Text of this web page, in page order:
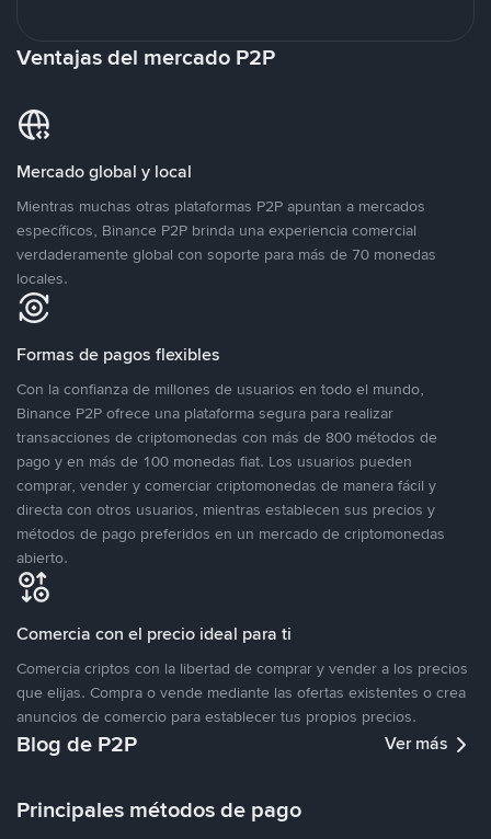
Ventajas del mercado P2P
Mercado global y local
Mientras muchas otras plataformas P2P apuntan a mercados
específicos, Binance P2P brinda una experiencia comercial
verdaderamente global con soporte para más de 70 monedas
locales.
Formas de pagos flexibles
Con la confianza de millones de usuarios en todo el mundo,
Binance P2P ofrece una plataforma segura para realizar
transacciones de criptomonedas con más de 800 métodos de
pago y en más de 100 monedas fiat. Los usuarios pueden
comprar, vender y comerciar criptomonedas de manera fácil y
directa con otros usuarios, mientras establecen sus precios y
métodos de pago preferidos en un mercado de criptomonedas
abierto.
Comercia con el precio ideal para ti
Comercia criptos con la libertad de comprar y vender a los precios
que elijas. Compra o vende mediante las ofertas existentes o crea
anuncios de comercio para establecer tus propios precios.
Blog de P2P Ver más
Principales métodos de pago